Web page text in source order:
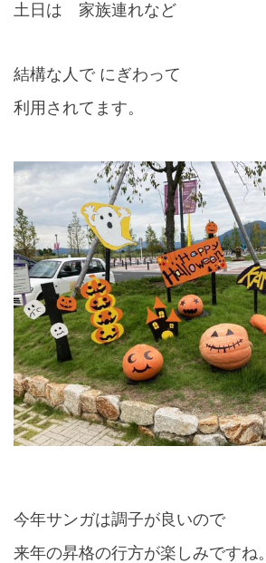
土日は 家族連れなど
結構な人で にぎわって
利用されてます。
今年サンガは調子が良いので
来年の昇格の行方が楽しみですね。